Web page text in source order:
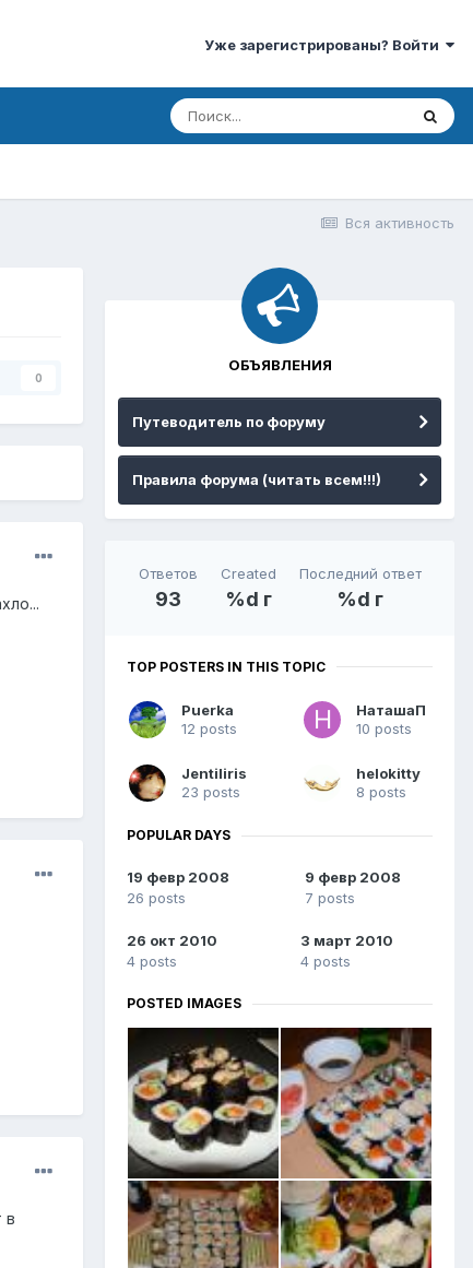
Уже зарегистрированы? Войти
Вся активность
0
в
ОБЪЯВЛЕНИЯ
Путеводитель по форуму
Правила форума (читать всем!!!)
Ответов
93
Created
%d г
Последний ответ
%d г
TOP POSTERS IN THIS TOPIC
Puerka
12 posts
НаташаП
10 posts
Jentiliris
23 posts
helokitty
8 posts
POPULAR DAYS
19 февр 2008
26 posts
9 февр 2008
7 posts
26 окт 2010
4 posts
3 март 2010
4 posts
POSTED IMAGES